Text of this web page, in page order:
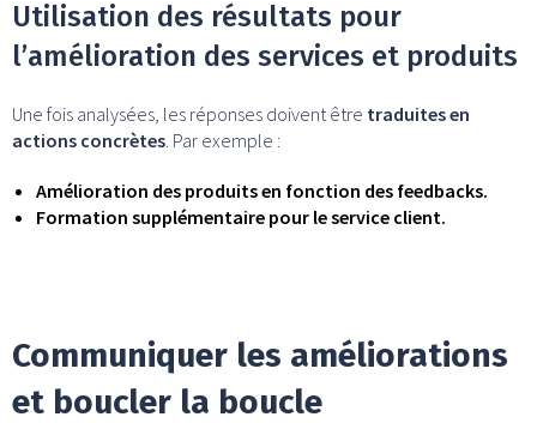
Utilisation des résultats pour
l’amélioration des services et produits
Une fois analysées, les réponses doivent être traduites en
actions concrètes . Par exemple :
Amélioration des produits en fonction des feedbacks.
Formation supplémentaire pour le service client.
Communiquer les améliorations
et boucler la boucle